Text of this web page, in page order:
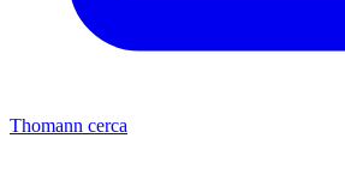
Thomann cerca